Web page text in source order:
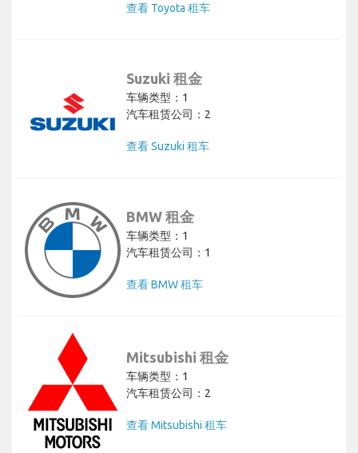
查看 Toyota 租车
Suzuki 租金
车辆类型：1
汽车租赁公司：2
查看 Suzuki 租车
BMW 租金
车辆类型：1
汽车租赁公司：1
查看 BMW 租车
Mitsubishi 租金
车辆类型：1
汽车租赁公司：2
查看 Mitsubishi 租车